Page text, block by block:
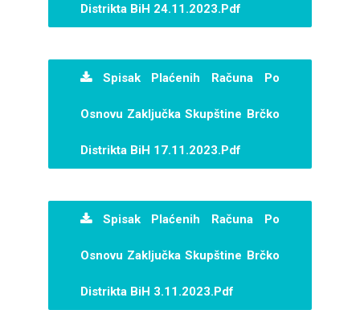
Distrikta BiH 24.11.2023.pdf
Spisak Plaćenih Računa Po
Osnovu Zaključka Skupštine Brčko
Distrikta BiH 17.11.2023.pdf
Spisak Plaćenih Računa Po
Osnovu Zaključka Skupštine Brčko
Distrikta BiH 3.11.2023.pdf